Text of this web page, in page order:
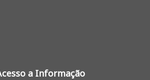
a Informação